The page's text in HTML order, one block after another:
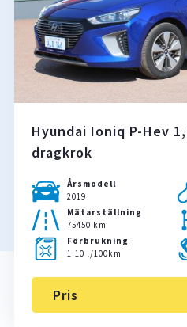
Hyundai Ioniq P-Hev
dragkrok
Årsmodell
2019
Mätarställning
75450 km
Förbrukning
1.10 l/100km
Pris